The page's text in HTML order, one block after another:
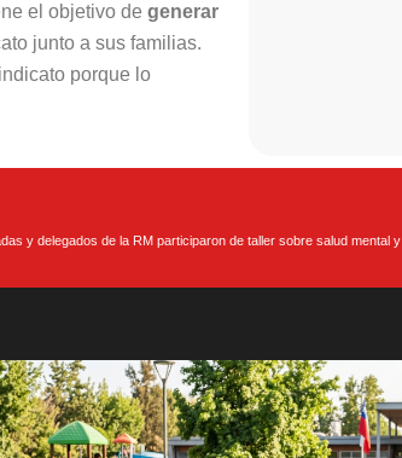
el objetivo de generar
junto a sus familias.
porque lo
y delegados de la RM participaron de taller sobre salud mental